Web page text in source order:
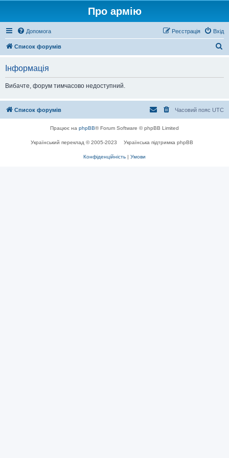
Про армію
Допомога Вхід
Реєстрація
Список форумів
Інформація
Вибачте, форум тимчасово недоступний.
Список форумів Часовий пояс UTC
Працює на phpBB® Forum Software © phpBB Limited
Український переклад © 2005-2023 Українська підтримка phpBB
Конфіденційність | Умови